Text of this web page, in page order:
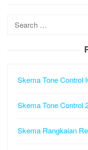
Search
Skema Tone Control
Skema Tone Control
Skema Rangkaian